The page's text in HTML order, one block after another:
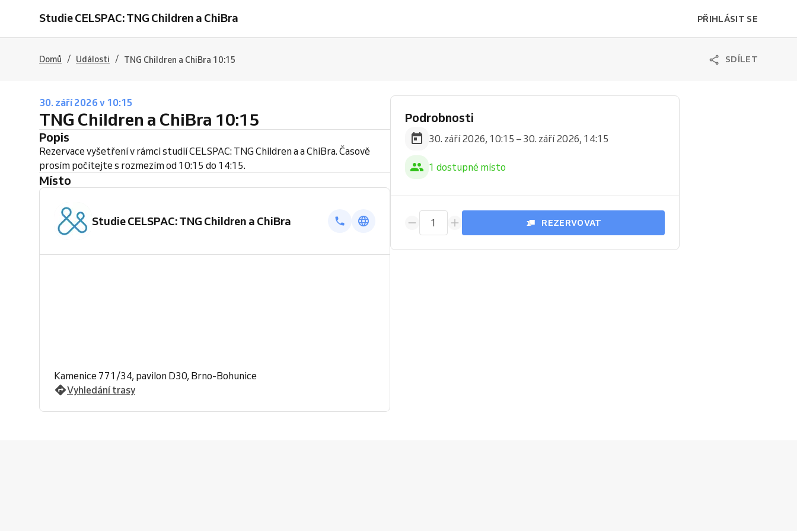
Studie CELSPAC: TNG Children a ChiBra PŘIHLÁSIT SE
Domů / Události / TNG Children a ChiBra 10:15 SDÍLET
30. září 2026 v 10:15
TNG Children a ChiBra 10:15
Popis
Rezervace vyšetření v rámci studií CELSPAC: TNG Children a a ChiBra. Časově
prosím počítejte s rozmezím od 10:15 do 14:15.
Místo
Studie CELSPAC: TNG Children a ChiBra
Kamenice 771/34, pavilon D30, Brno-Bohunice
Vyhledání trasy
Podrobnosti
30. září 2026, 10:15 – 30. září 2026, 14:15
1 dostupné místo
1 REZERVOVAT